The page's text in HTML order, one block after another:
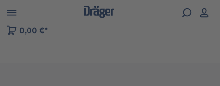
to B2B platform navigation
0,00 €*